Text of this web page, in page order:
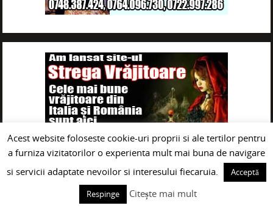
Acest website foloseste cookie-uri proprii si ale tertilor pentru
a furniza vizitatorilor o experienta mult mai buna de navigare
si servicii adaptate nevoilor si interesului fiecaruia.
Acceptă
Respinge
Citește mai mult